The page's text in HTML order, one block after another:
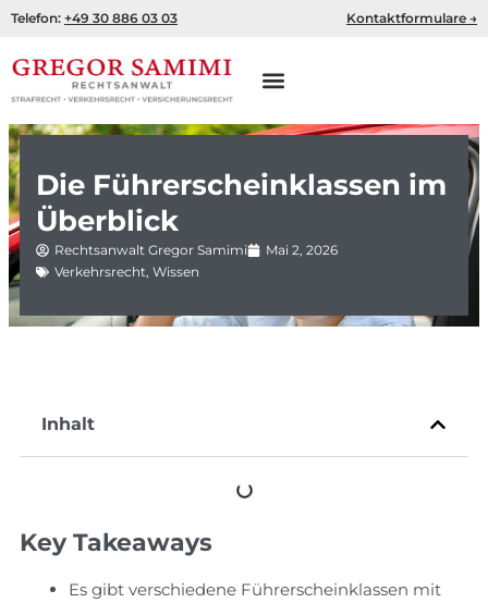
Zum
springen
Telefon: +49 30 886 03 03 Kontaktformulare →
Die Führerscheinklassen im
Überblick
Rechtsanwalt Gregor Samimi
Mai 2, 2026
Verkehrsrecht,Wissen
Inhalt
Key Takeaways
Es gibt verschiedene Führerscheinklassen mit